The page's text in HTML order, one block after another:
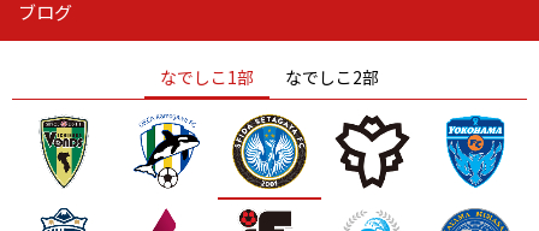
ニッパツ
ニッパツ 名古屋
石人の星
静岡 愛媛Ｌ
ブログ
なでしこ1部 なでしこ2部